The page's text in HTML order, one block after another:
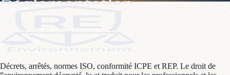
Décrets, arrêtés, normes ISO, conformité ICPE et REP. Le droit de